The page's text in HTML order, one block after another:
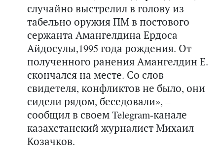
случайно выстрелил в голову из
табельно оружия ПМ в постового
сержанта Амангелдина Ердоса
Айдосулы,1995 года рождения. От
полученного ранения Амангелдин Е.
скончался на месте. Со слов
свидетеля, конфликтов не было, они
сидели рядом, беседовали», –
сообщил в своем Telegram-канале
казахстанский журналист Михаил
Козачков.